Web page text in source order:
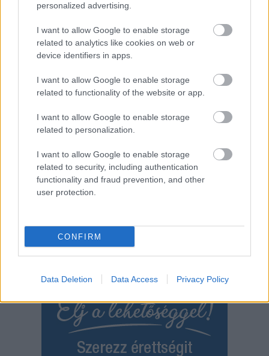
personalized advertising.
I want to allow Google to enable storage
related to analytics like cookies on web or
device identifiers in apps.
I want to allow Google to enable storage
related to functionality of the website or app.
I want to allow Google to enable storage
related to personalization.
I want to allow Google to enable storage
related to security, including authentication
functionality and fraud prevention, and other
user protection.
CONFIRM
Data Deletion Data Access Privacy Policy
házakra. Az Erie tó partján álló házakra az elmúlt napokban
tomboló vihar alatt csaptak fel a hullámok, a víz pedig azonnal
odafagyott. A kanadai Ontario tartomány és New York állam
határán található Fort Erie az Erie tó partján fekszik. A tó
partján álló házak pedig a CNN beszámolója szerint napokig
tó vizén,…
Külföld amerika fagy, ijesztő ,vihar